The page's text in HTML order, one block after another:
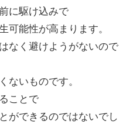
に駆け込みで
可能性が高まります。
なく避けようがないので
ないものです。
ことで
ができるのではないでし